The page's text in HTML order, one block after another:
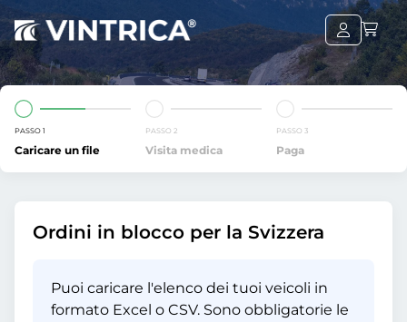
PASSO 1
Caricare un file
PASSO 2
Visita medica
PASSO 3
Paga
Ordini in blocco per la Svizzera
Puoi caricare l'elenco dei tuoi veicoli in
formato Excel o CSV. Sono obbligatorie le